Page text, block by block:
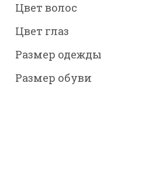
Цвет волос
Цвет глаз
Размер одежды
Размер обуви